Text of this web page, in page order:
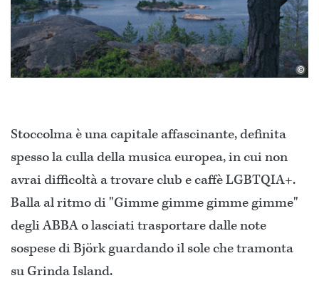
©
Stoccolma è una capitale affascinante, definita
spesso la culla della musica europea, in cui non
avrai difficoltà a trovare club e caffè LGBTQIA+.
Balla al ritmo di "Gimme gimme gimme gimme"
degli ABBA o lasciati trasportare dalle note
sospese di Björk guardando il sole che tramonta
su Grinda Island.